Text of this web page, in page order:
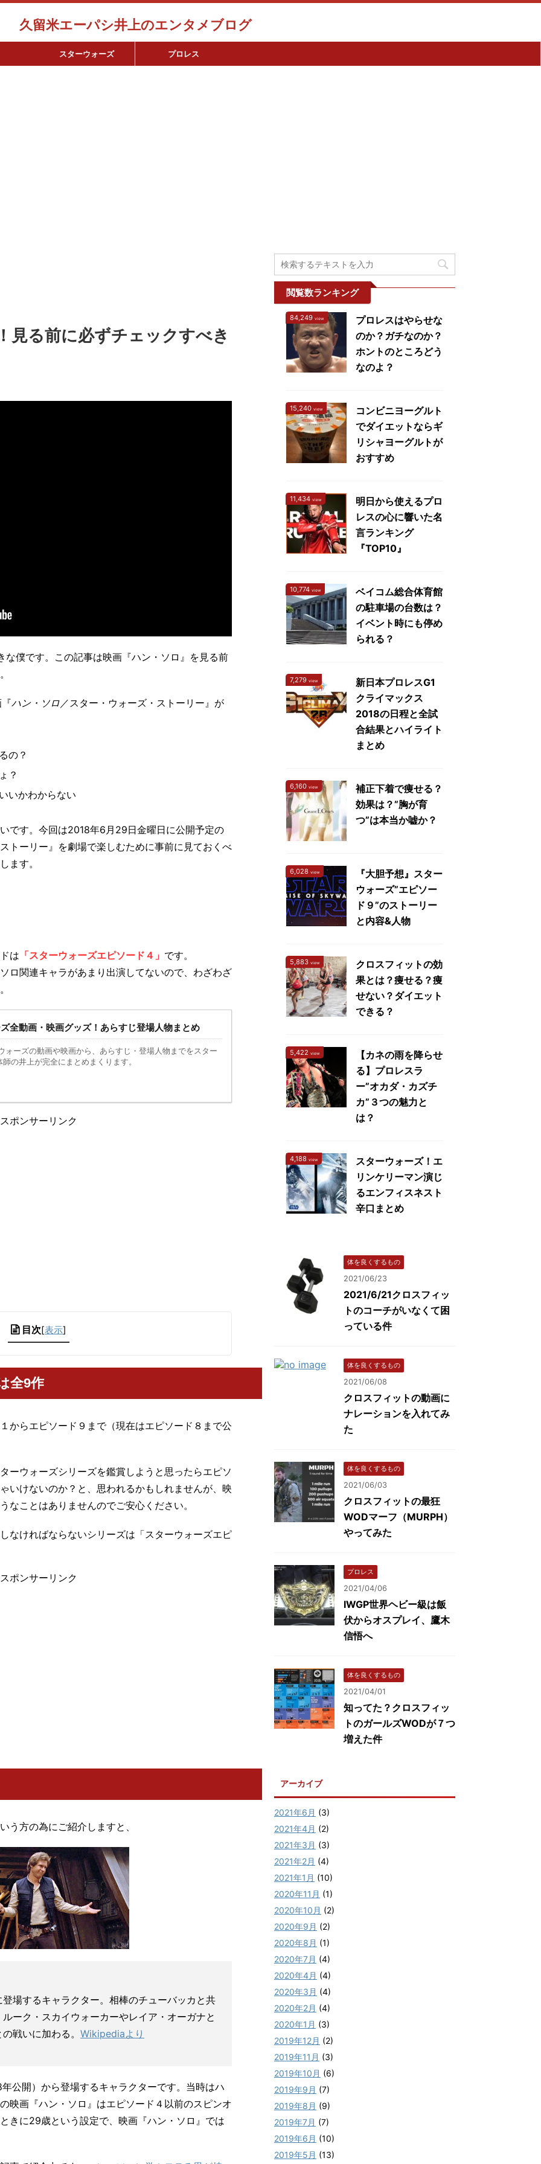
久留米エーパシ井上のエンタメブログ
スターウォーズ プロレス
見る前に必ずチェックすべき
な僕です。この記事は映画『ハン・ソロ』を見る前
ハン・ソロ／スター・ウォーズ・ストーリー』が
の？
？
いかわからない
です。今回は2018年6月29日金曜日に公開予定の
トーリー』を劇場で楽しむために事前に見ておくべ
ます。
は 「スターウォーズエピソード４」 です。
ロ関連キャラがあまり出演してないので、わざわざ
全動画・映画グッズ！あらすじ登場人物まとめ
ォーズの動画や映画から、あらすじ・登場人物までをスター
の井上が完全にまとめまくります。
スポンサーリンク
目次[表示]
全9作
からエピソード９まで（現在はエピソード８まで公
ーウォーズシリーズを鑑賞しようと思ったらエピソ
いけないのか？と、思われるかもしれませんが、映
なことはありませんのでご安心ください。
なければならないシリーズは「スターウォーズエピ
スポンサーリンク
う方の為にご紹介しますと、
登場するキャラクター。相棒のチューバッカと共
ーク・スカイウォーカーやレイア・オーガナと
戦いに加わる。 Wikipediaより
公開）から登場するキャラクターです。当時はハ
映画『ハン・ソロ』はエピソード４以前のスピンオ
きに29歳という設定で、映画『ハン・ソロ』では
閲覧数ランキング
84,249 view
プロレスはやらせな
のか？ガチなのか？
ホントのところどう
なのよ？
15,240 view
コンビニヨーグルト
でダイエットならギ
リシャヨーグルトが
おすすめ
11,434 view
明日から使えるプロ
レスの心に響いた名
言ランキング
『TOP10』
10,774 view
ベイコム総合体育館
の駐車場の台数は？
イベント時にも停め
られる？
7,279 view
新日本プロレスG1
クライマックス
2018の日程と全試
合結果とハイライト
まとめ
6,160 view
補正下着で痩せる？
効果は？”胸が育
つ”は本当か嘘か？
6,028 view
『大胆予想』スター
ウォーズ”エピソー
ド９”のストーリー
と内容&人物
5,883 view
クロスフィットの効
果とは？痩せる？痩
せない？ダイエット
できる？
5,422 view
【カネの雨を降らせ
る】プロレスラ
ー”オカダ・カズチ
カ”３つの魅力と
は？
4,188 view
スターウォーズ！エ
リンケリーマン演じ
るエンフィスネスト
辛口まとめ
体を良くするもの
2021/06/23
2021/6/21クロスフィッ
トのコーチがいなくて困
っている件
体を良くするもの
2021/06/08
クロスフィットの動画に
ナレーションを入れてみ
た
体を良くするもの
2021/06/03
クロスフィットの最狂
WODマーフ（MURPH）
やってみた
プロレス
2021/04/06
IWGP世界ヘビー級は飯
伏からオスプレイ、鷹木
信悟へ
体を良くするもの
2021/04/01
知ってた？クロスフィッ
トのガールズWODが７つ
増えた件
アーカイブ
2021年6月 (3)
2021年4月 (2)
2021年3月 (3)
2021年2月 (4)
2021年1月 (10)
2020年11月 (1)
2020年10月 (2)
2020年9月 (2)
2020年8月 (1)
2020年7月 (4)
2020年4月 (4)
2020年3月 (4)
2020年2月 (4)
2020年1月 (3)
2019年12月 (2)
2019年11月 (3)
2019年10月 (6)
2019年9月 (7)
2019年8月 (9)
2019年7月 (7)
2019年6月 (10)
2019年5月 (13)